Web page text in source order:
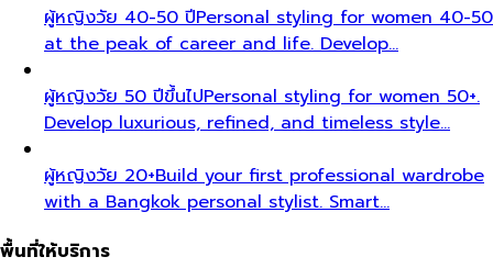
ผู้หญิงวัย 40-50 ปีPersonal styling for women 40-50
at the peak of career and life. Develop…
ผู้หญิงวัย 50 ปีขึ้นไปPersonal styling for women 50+.
Develop luxurious, refined, and timeless style…
ผู้หญิงวัย 20+Build your first professional wardrobe
with a Bangkok personal stylist. Smart…
พื้นที่ให้บริการ